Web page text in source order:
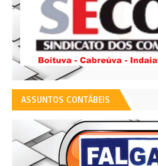
ASSUNTOS CONTÁBEIS